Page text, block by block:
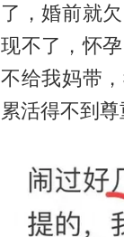
了，婚前就
现不了，怀
不给我妈带
累活得不到